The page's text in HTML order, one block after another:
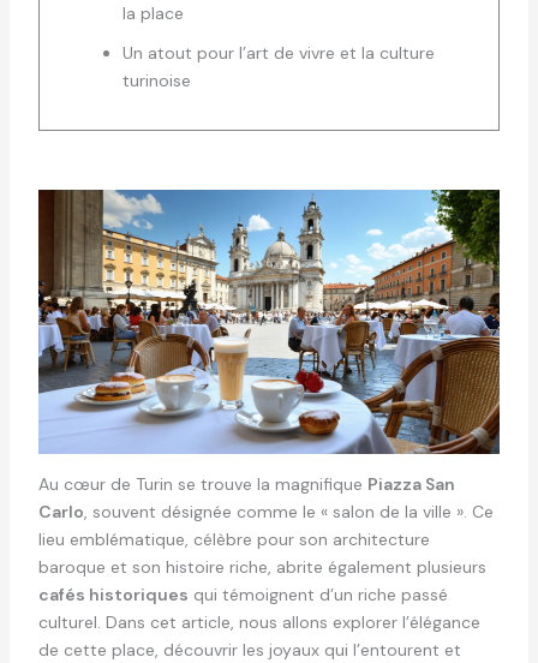
la place
Un atout pour l’art de vivre et la culture
turinoise
Au cœur de Turin se trouve la magnifique Piazza San
Carlo, souvent désignée comme le « salon de la ville ». Ce
lieu emblématique, célèbre pour son architecture
baroque et son histoire riche, abrite également plusieurs
cafés historiques qui témoignent d’un riche passé
culturel. Dans cet article, nous allons explorer l’élégance
de cette place, découvrir les joyaux qui l’entourent et